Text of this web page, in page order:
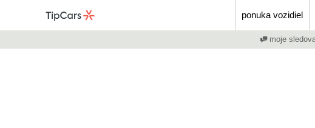
ponuka vozidiel
moje